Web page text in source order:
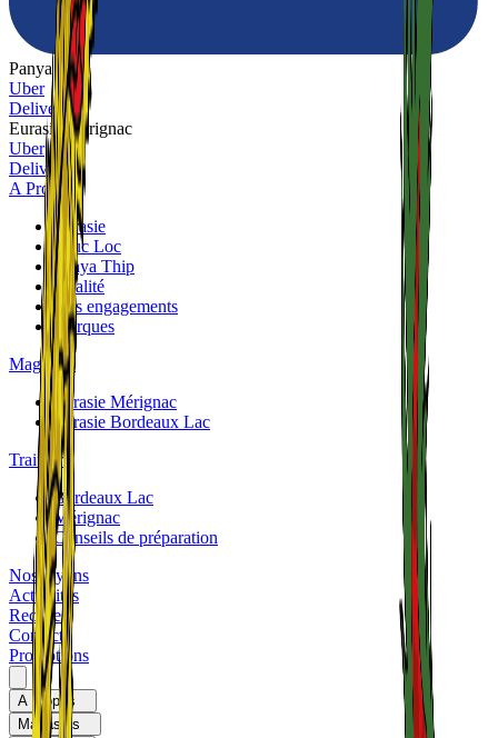
Panya Thip
Uber
Deliveroo
Eurasie Mérignac
Uber
Deliveroo
A Propos
Eurasie
Phuc Loc
Panya Thip
Qualité
Nos engagements
Marques
Magasins
Eurasie Mérignac
Eurasie Bordeaux Lac
Traiteurs
Bordeaux Lac
Mérignac
Conseils de préparation
Nos rayons
Actualités
Recettes
Contact
Promotions
A propos
Magasins